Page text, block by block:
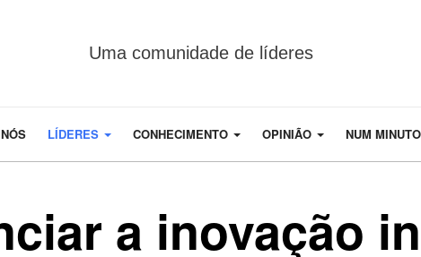
Uma comunidade de líderes
LÍDERES CONHECIMENTO OPINIÃO NUM MINUTO
a inovação